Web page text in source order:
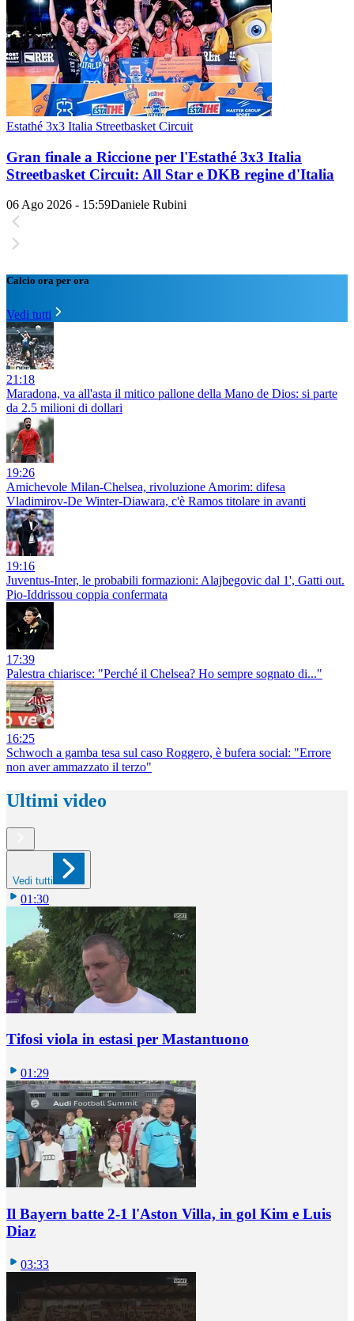
Estathé 3x3 Italia Streetbasket Circuit
Gran finale a Riccione per l'Estathé 3x3 Italia
Streetbasket Circuit: All Star e DKB regine d'Italia
06 Ago 2026 - 15:59Daniele Rubini
Calcio ora per ora
Vedi tutti
21:18
Maradona, va all'asta il mitico pallone della Mano de Dios: si parte
da 2.5 milioni di dollari
19:26
Amichevole Milan-Chelsea, rivoluzione Amorim: difesa
Vladimirov-De Winter-Diawara, c'è Ramos titolare in avanti
19:16
Juventus-Inter, le probabili formazioni: Alajbegovic dal 1', Gatti out.
Pio-Iddrissou coppia confermata
17:39
Palestra chiarisce: "Perché il Chelsea? Ho sempre sognato di..."
16:25
Schwoch a gamba tesa sul caso Roggero, è bufera social: "Errore
non aver ammazzato il terzo"
Ultimi video
Vedi tutti
01:30
Tifosi viola in estasi per Mastantuono
01:29
Il Bayern batte 2-1 l'Aston Villa, in gol Kim e Luis
Diaz
03:33